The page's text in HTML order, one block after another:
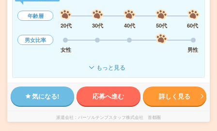
年齢層
20代
30代 40代 50代
60代
男女比率
女性
男性
もっと見る
気になる! 応募へ進む 詳しく見る
派遣会社 パーソルテンプスタッフ株式会社 首都圏